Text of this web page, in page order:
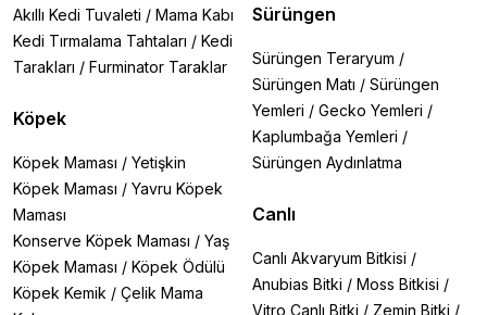
Akıllı Kedi Tuvaleti / Mama Kabı
Kedi Tırmalama Tahtaları / Kedi
Tarakları / Furminator Taraklar
Köpek
Köpek Maması / Yetişkin
Köpek Maması / Yavru Köpek
Maması
Konserve Köpek Maması / Yaş
Köpek Maması / Köpek Ödülü
Köpek Kemik / Çelik Mama
Sürüngen
Sürüngen Teraryum /
Sürüngen Matı / Sürüngen
Yemleri / Gecko Yemleri /
Kaplumbağa Yemleri /
Sürüngen Aydınlatma
Canlı
Canlı Akvaryum Bitkisi /
Anubias Bitki / Moss Bitkisi /
Vitro Canlı Bitki / Zemin Bitki /